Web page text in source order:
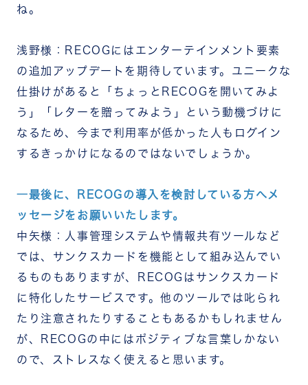
ね。
浅野様：RECOGにはエンターテインメント要素
の追加アップデートを期待しています。ユニークな
仕掛けがあると「ちょっとRECOGを開いてみよ
う」「レターを贈ってみよう」という動機づけに
なるため、今まで利用率が低かった人もログイン
するきっかけになるのではないでしょうか。
―最後に、RECOGの導入を検討している方へメ
ッセージをお願いいたします。
中矢様：人事管理システムや情報共有ツールなど
では、サンクスカードを機能として組み込んでい
るものもありますが、RECOGはサンクスカード
に特化したサービスです。他のツールでは叱られ
たり注意されたりすることもあるかもしれません
が、RECOGの中にはポジティブな言葉しかない
ので、ストレスなく使えると思います。